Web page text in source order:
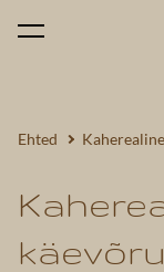
lisati ostukorvi.
Ehted
käevõru